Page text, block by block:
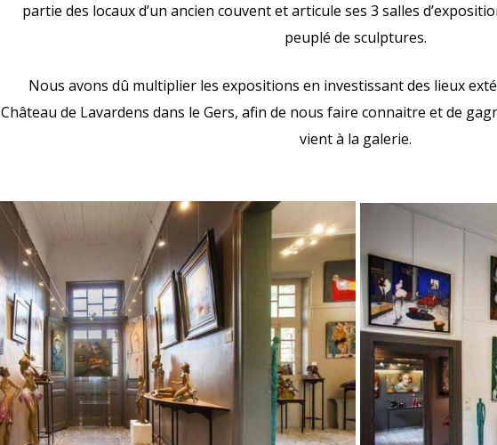
partie des locaux d’un ancien couvent et articule ses 3 salles
peuplé de sculptures.
Nous avons dû multiplier les expositions en investissant des lieux
Château de Lavardens dans le Gers, afin de nous faire connaitre et de
vient à la galerie.